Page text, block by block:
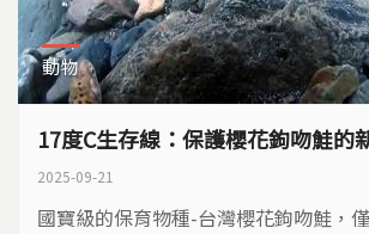
動物
17度C生存線：保護櫻花鉤吻鮭的
2025-09-21
國寶級的保育物種-台灣櫻花鉤吻鮭，